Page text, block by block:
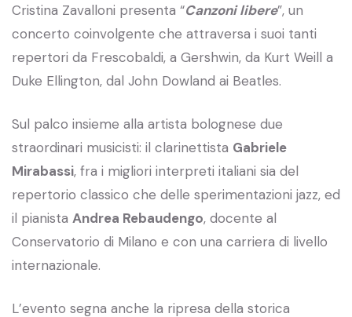
Cristina Zavalloni presenta “Canzoni libere”, un
concerto coinvolgente che attraversa i suoi tanti
repertori da Frescobaldi, a Gershwin, da Kurt Weill a
Duke Ellington, dal John Dowland ai Beatles.
Sul palco insieme alla artista bolognese due
straordinari musicisti: il clarinettista Gabriele
Mirabassi, fra i migliori interpreti italiani sia del
repertorio classico che delle sperimentazioni jazz, ed
il pianista Andrea Rebaudengo, docente al
Conservatorio di Milano e con una carriera di livello
internazionale.
L’evento segna anche la ripresa della storica